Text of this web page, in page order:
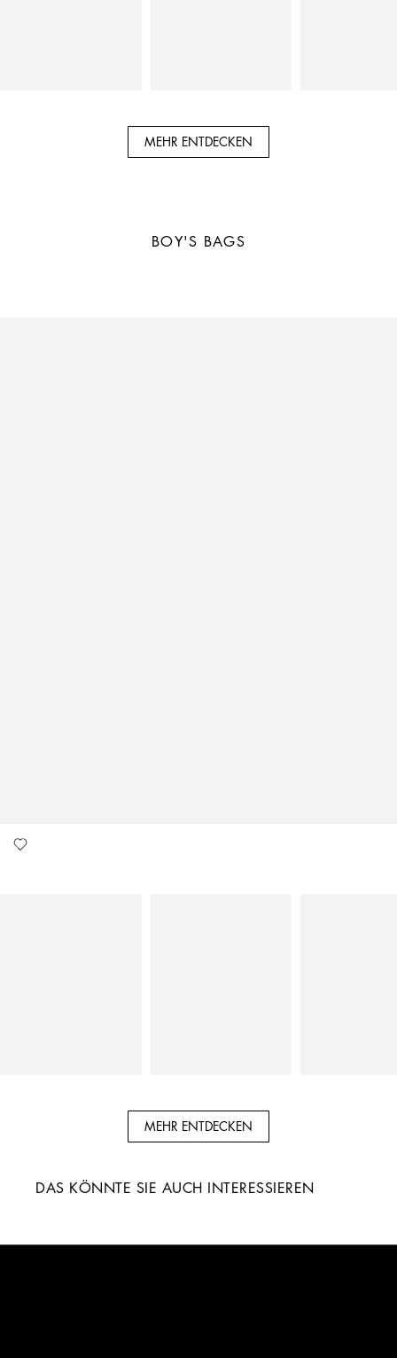
MEHR ENTDECKEN
BOY'S BAGS
MEHR ENTDECKEN
DAS KÖNNTE SIE AUCH INTERESSIEREN